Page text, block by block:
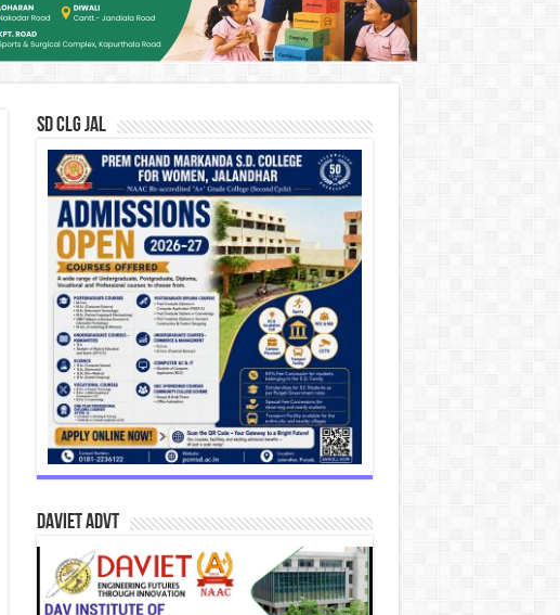
SD CLG JAL
DAVIET Advt